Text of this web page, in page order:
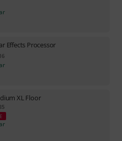
Effects Processor
16
XL Floor